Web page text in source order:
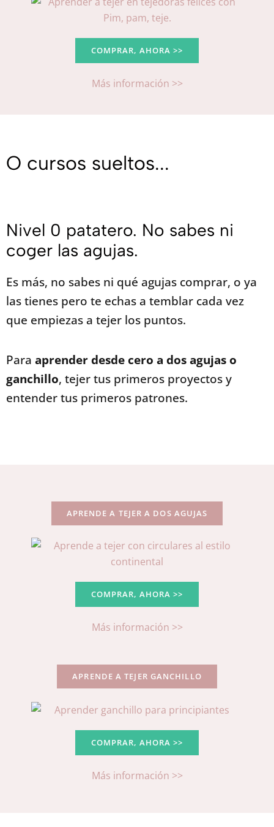
COMPRAR, AHORA >>
Más información >>
O cursos sueltos...
Nivel 0 patatero. No sabes ni
coger las agujas.
Es más, no sabes ni qué agujas comprar, o ya
las tienes pero te echas a temblar cada vez
que empiezas a tejer los puntos.
Para aprender desde cero a dos agujas o
ganchillo, tejer tus primeros proyectos y
entender tus primeros patrones.
APRENDE A TEJER A DOS AGUJAS
COMPRAR, AHORA >>
Más información >>
APRENDE A TEJER GANCHILLO
COMPRAR, AHORA >>
Más información >>